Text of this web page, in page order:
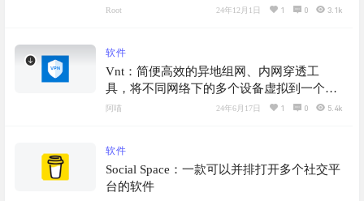
输，延迟低，用户体验良好，支持iOS和安
Root 24年12月1日 1 0 3.1k
软件
Vnt：简便高效的异地组网、内网穿透工
具，将不同网络下的多个设备虚拟到一个局
域网下
阿喵 24年6月17日 1 0 5.4k
软件
Social Space：一款可以并排打开多个社交平
台的软件